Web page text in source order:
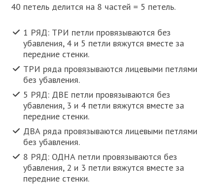
40 петель делится на 8 частей = 5 петель.
1 РЯД: ТРИ петли провязываются без
убавления, 4 и 5 петли вяжутся вместе за
передние стенки.
ТРИ ряда провязываются лицевыми петлями
без убавления.
5 РЯД: ДВЕ петли провязываются без
убавления, 3 и 4 петли вяжутся вместе за
передние стенки.
ДВА ряда провязываются лицевыми петлями
без убавления.
8 РЯД: ОДНА петли провязываются без
убавления, 2 и 3 петли вяжутся вместе за
передние стенки.